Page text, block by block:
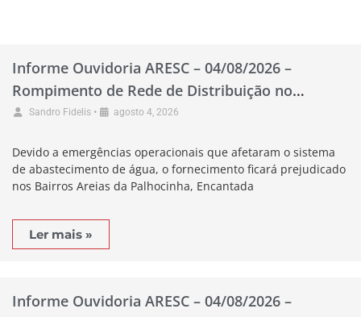
Informe Ouvidoria ARESC – 04/08/2026 –
Rompimento de Rede de Distribuição no
Município de Garopaba
Sandro Fidelis • agosto 4, 2026
Devido a emergências operacionais que afetaram o sistema
de abastecimento de água, o fornecimento ficará prejudicado
nos Bairros Areias da Palhocinha, Encantada
Ler mais »
Informe Ouvidoria ARESC – 04/08/2026 –